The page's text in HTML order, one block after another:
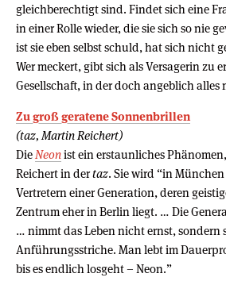
gleichberechtigt sind. Findet sich eine
in einer Rolle wieder, die sie sich so nie
ist sie eben selbst schuld, hat sich nicht
Wer meckert, gibt sich als Versagerin zu
Gesellschaft, in der doch angeblich alles
Zu groß geratene Sonnenbrillen
(taz, Martin Reichert)
Die Neonist ein erstaunliches
Reichert in dertaz. Sie wird “in
Vertretern einer Generation, deren
Zentrum eher in Berlin liegt. … Die
… nimmt das Leben nicht ernst, sondern
Anführungsstriche. Man lebt im
bis es endlich losgeht – Neon.”